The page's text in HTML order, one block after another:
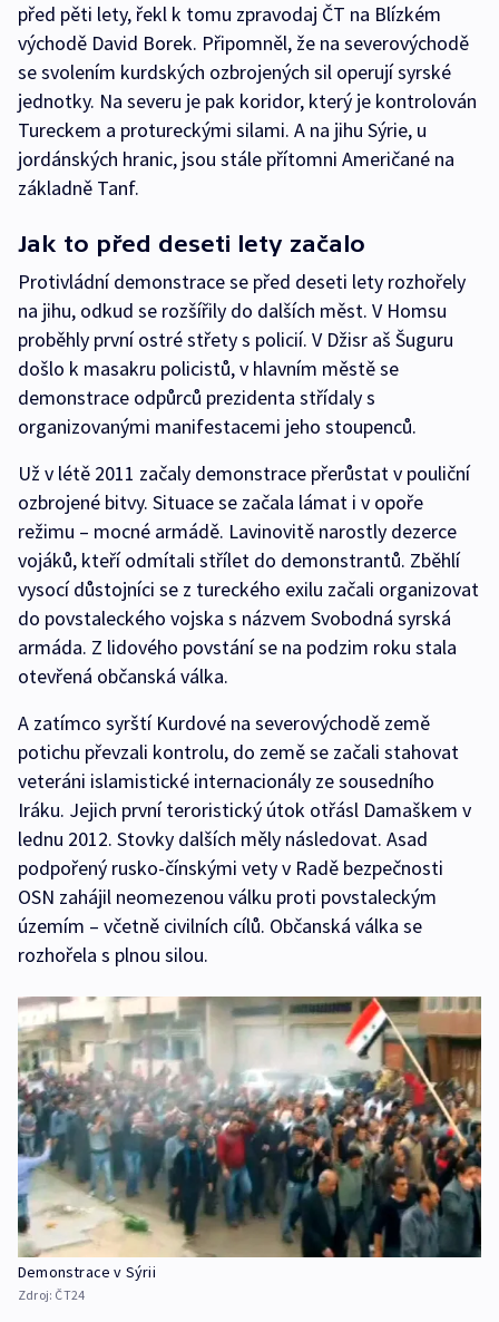
před pěti lety, řekl k tomu zpravodaj ČT na Blízkém
východě David Borek. Připomněl, že na severovýchodě
se svolením kurdských ozbrojených sil operují syrské
jednotky. Na severu je pak koridor, který je kontrolován
Tureckem a protureckými silami. A na jihu Sýrie, u
jordánských hranic, jsou stále přítomni Američané na
základně Tanf.
Jak to před deseti lety začalo
Protivládní demonstrace se před deseti lety rozhořely
na jihu, odkud se rozšířily do dalších měst. V Homsu
proběhly první ostré střety s policií. V Džisr aš Šuguru
došlo k masakru policistů, v hlavním městě se
demonstrace odpůrců prezidenta střídaly s
organizovanými manifestacemi jeho stoupenců.
Už v létě 2011 začaly demonstrace přerůstat v pouliční
ozbrojené bitvy. Situace se začala lámat i v opoře
režimu –⁠ mocné armádě. Lavinovitě narostly dezerce
vojáků, kteří odmítali střílet do demonstrantů. Zběhlí
vysocí důstojníci se z tureckého exilu začali organizovat
do povstaleckého vojska s názvem Svobodná syrská
armáda. Z lidového povstání se na podzim roku stala
otevřená občanská válka.
A zatímco syrští Kurdové na severovýchodě země
potichu převzali kontrolu, do země se začali stahovat
veteráni islamistické internacionály ze sousedního
Iráku. Jejich první teroristický útok otřásl Damaškem v
lednu 2012. Stovky dalších měly následovat. Asad
podpořený rusko-čínskými vety v Radě bezpečnosti
OSN zahájil neomezenou válku proti povstaleckým
územím –⁠ včetně civilních cílů. Občanská válka se
rozhořela s plnou silou.
Demonstrace v Sýrii
Zdroj: ČT24